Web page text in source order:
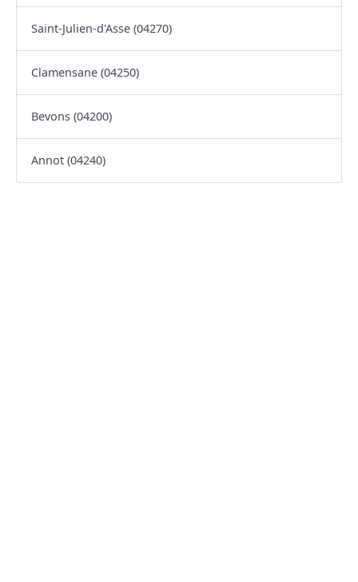
Saint-Julien-d'Asse (04270)
Clamensane (04250)
Bevons (04200)
Annot (04240)